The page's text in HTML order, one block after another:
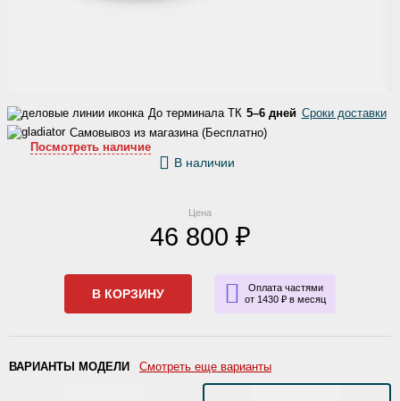
До терминала ТК 5–6 дней Сроки доставки
Самовывоз из магазина (Бесплатно)
Посмотреть наличие
В наличии
Цена
46 800 ₽
В КОРЗИНУ
Оплата частями
от 1430 ₽ в месяц
ВАРИАНТЫ МОДЕЛИ Смотреть еще варианты